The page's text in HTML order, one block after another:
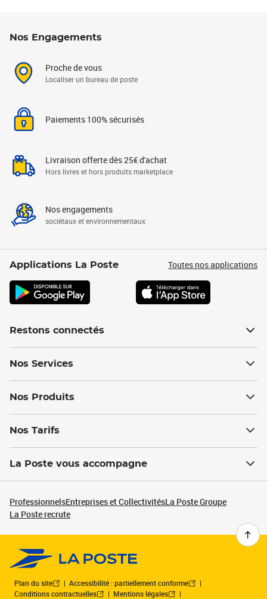
Nos Engagements
Proche de vous
Localiser un bureau de poste
Paiements 100% sécurisés
Livraison offerte dès 25€ d'achat
Hors livres et hors produits marketplace
Nos engagements
sociétaux et environnementaux
Applications La Poste Toutes nos applications
Restons connectés
Nos Services
Nos Produits
Nos Tarifs
La Poste vous accompagne
ProfessionnelsEntreprises et CollectivitésLa Poste Groupe
La Poste recrute
Plan du site
Accessibilité : partiellement conforme
Conditions contractuelles
Mentions légales